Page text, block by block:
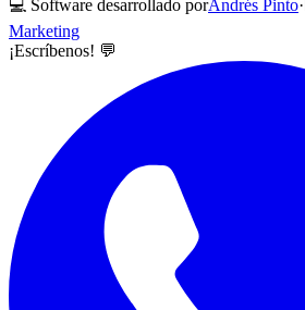
💻 Software desarrollado porAndrés Pinto·
Marketing
¡Escríbenos! 💬